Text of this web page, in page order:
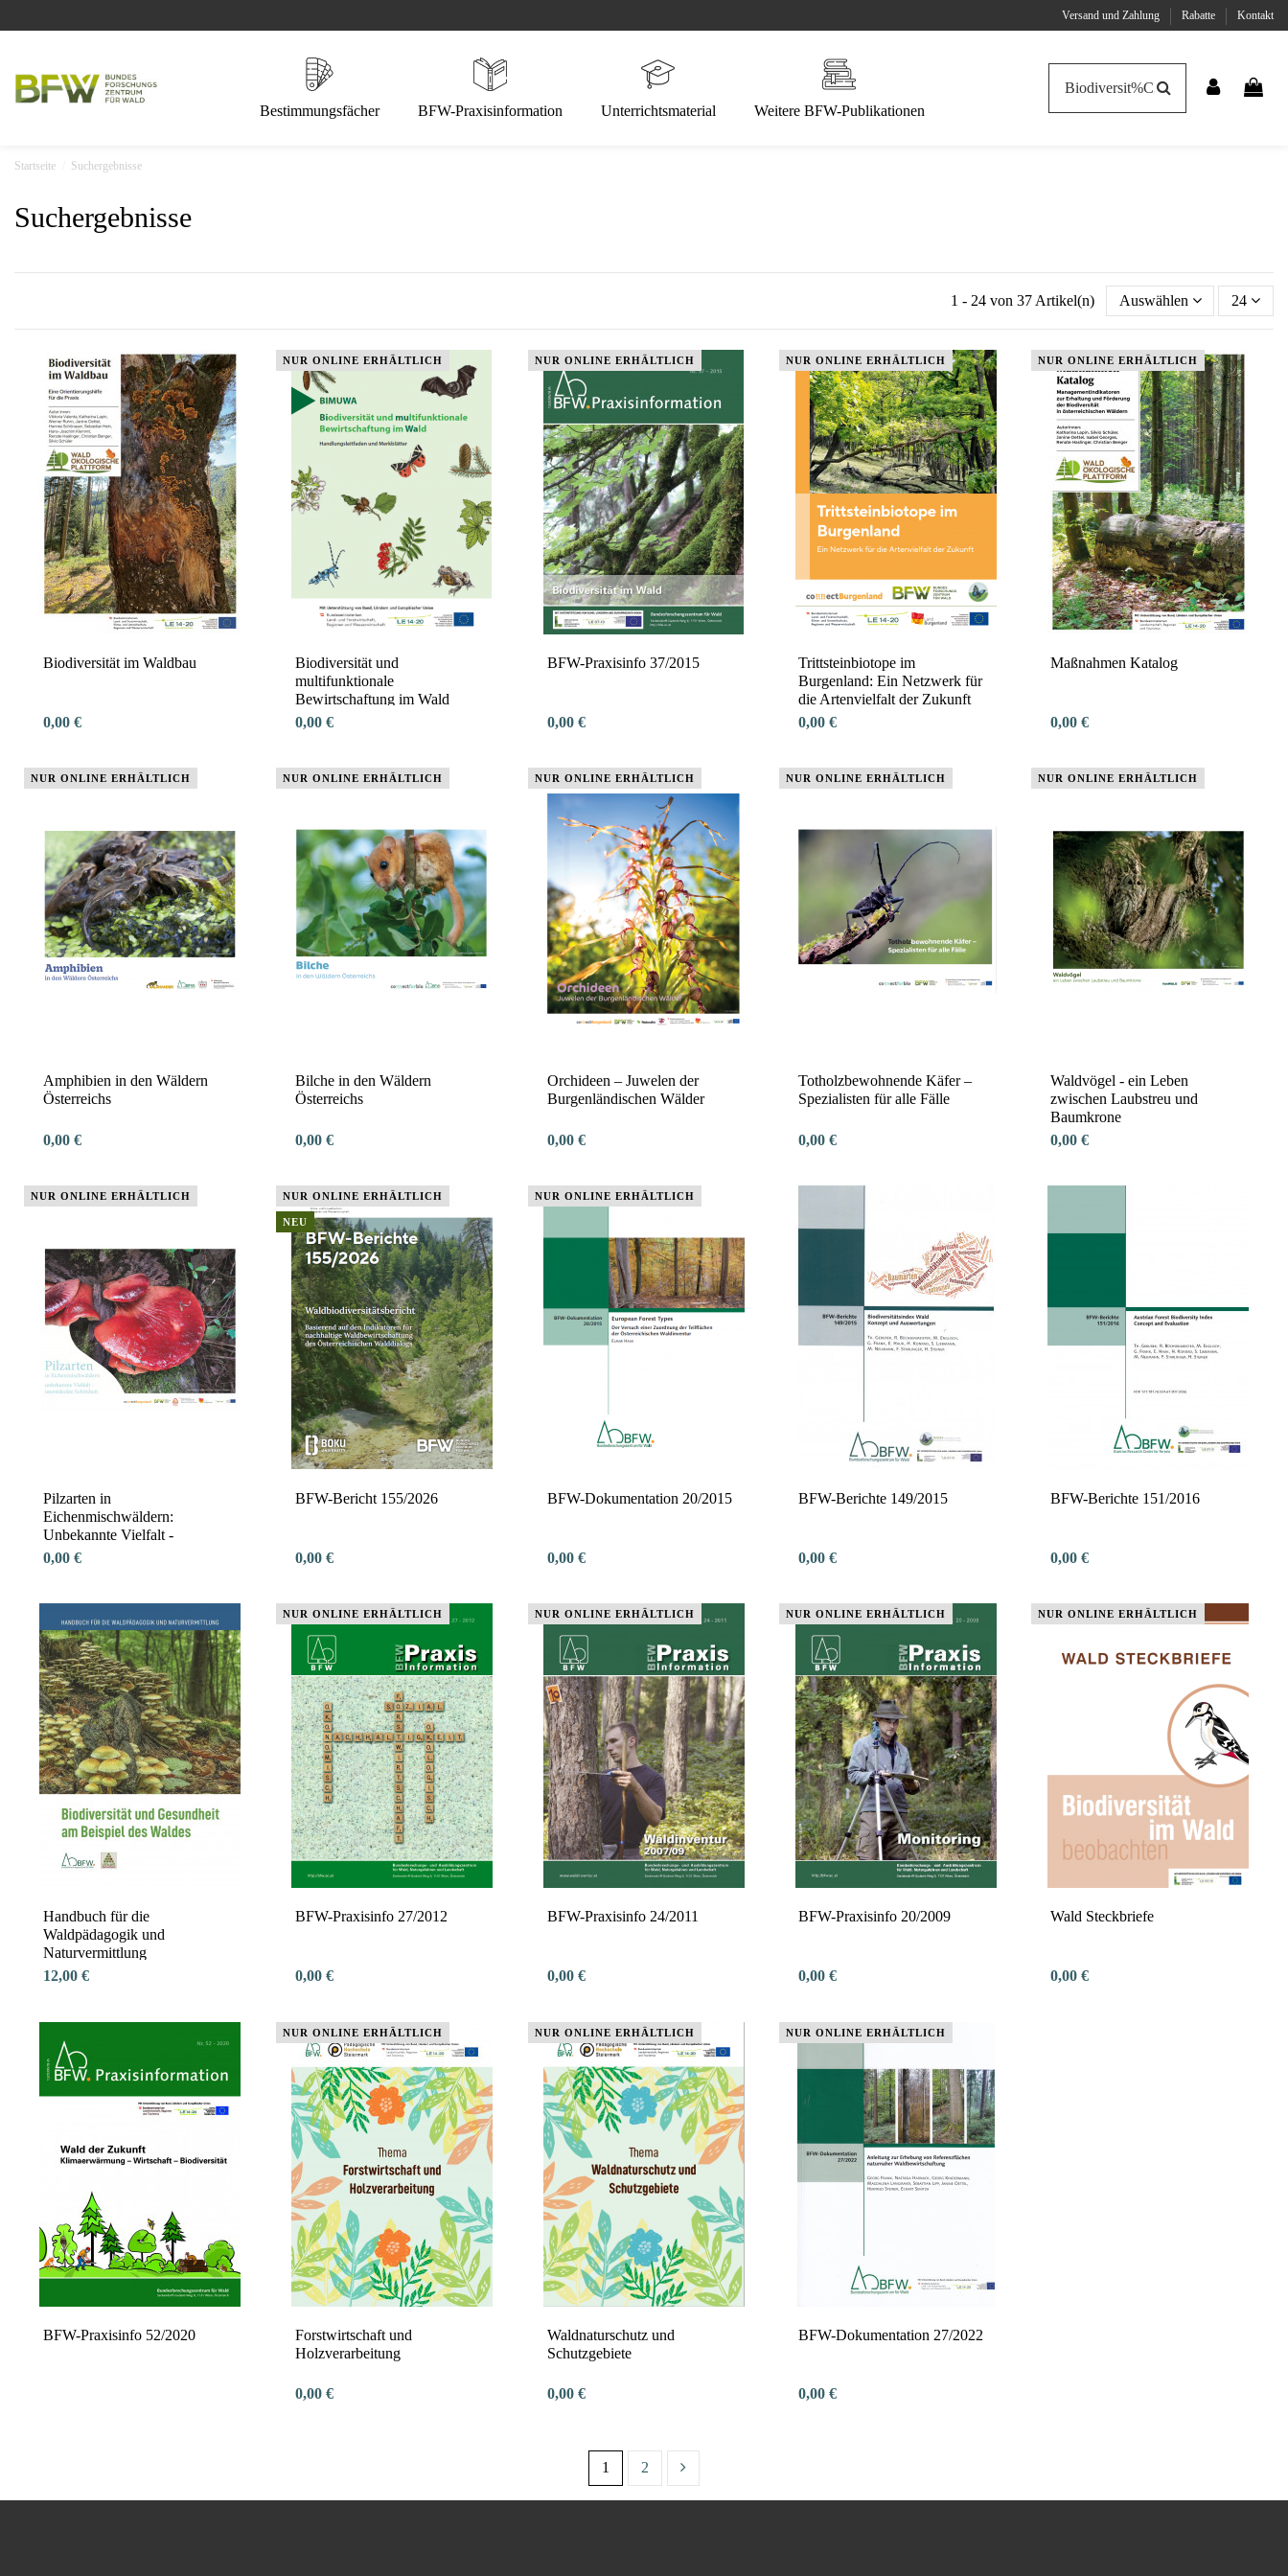
Versand und Zahlung Rabatte Kontakt
Bestimmungsfächer BFW-Praxisinformation Unterrichtsmaterial Weitere BFW-Publikationen
Startseite Suchergebnisse
Suchergebnisse
1 - 24 von 37 Artikel(n) Auswählen 24
Biodiversität im Waldbau
0,00 €
NUR ONLINE ERHÄLTLICH
Biodiversität und
multifunktionale
Bewirtschaftung im Wald
0,00 €
NUR ONLINE ERHÄLTLICH
BFW-Praxisinfo 37/2015
0,00 €
NUR ONLINE ERHÄLTLICH
Trittsteinbiotope im
Burgenland: Ein Netzwerk für
die Artenvielfalt der Zukunft
0,00 €
NUR ONLINE ERHÄLTLICH
Maßnahmen Katalog
0,00 €
NUR ONLINE ERHÄLTLICH
Amphibien in den Wäldern
Österreichs
0,00 €
NUR ONLINE ERHÄLTLICH
Bilche in den Wäldern
Österreichs
0,00 €
NUR ONLINE ERHÄLTLICH
Orchideen – Juwelen der
Burgenländischen Wälder
0,00 €
NUR ONLINE ERHÄLTLICH
Totholzbewohnende Käfer –
Spezialisten für alle Fälle
0,00 €
NUR ONLINE ERHÄLTLICH
Waldvögel - ein Leben
zwischen Laubstreu und
Baumkrone
0,00 €
NUR ONLINE ERHÄLTLICH
Pilzarten in
Eichenmischwäldern:
Unbekannte Vielfalt -
unentdeckte Schönheit
0,00 €
NUR ONLINE ERHÄLTLICH
NEU
BFW-Bericht 155/2026
0,00 €
NUR ONLINE ERHÄLTLICH
BFW-Dokumentation 20/2015
0,00 €
BFW-Berichte 149/2015
0,00 €
BFW-Berichte 151/2016
0,00 €
Handbuch für die
Waldpädagogik und
Naturvermittlung
12,00 €
NUR ONLINE ERHÄLTLICH
BFW-Praxisinfo 27/2012
0,00 €
NUR ONLINE ERHÄLTLICH
BFW-Praxisinfo 24/2011
0,00 €
NUR ONLINE ERHÄLTLICH
BFW-Praxisinfo 20/2009
0,00 €
NUR ONLINE ERHÄLTLICH
Wald Steckbriefe
0,00 €
BFW-Praxisinfo 52/2020
NUR ONLINE ERHÄLTLICH
Forstwirtschaft und
Holzverarbeitung
0,00 €
NUR ONLINE ERHÄLTLICH
Waldnaturschutz und
Schutzgebiete
0,00 €
NUR ONLINE ERHÄLTLICH
BFW-Dokumentation 27/2022
0,00 €
1 2